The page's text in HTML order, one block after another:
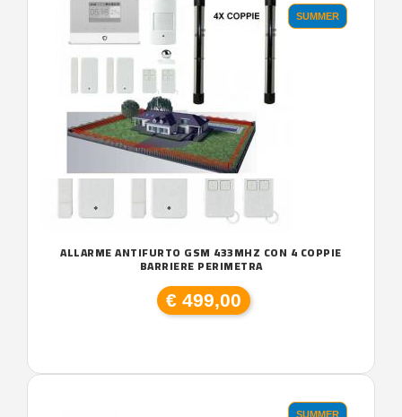
SUMMER
ALLARME ANTIFURTO GSM 433MHZ CON 4 COPPIE
BARRIERE PERIMETRA
€ 499,00
SUMMER